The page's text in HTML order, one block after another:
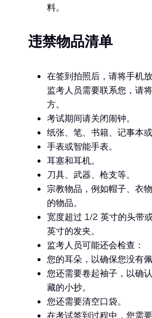
料。
违禁物品清单
在签到拍照后，请将手机
监考人员需要联系您，请
方。
考试期间请关闭闹钟。
纸张、笔、书籍、记事本
手表或智能手表。
耳塞和耳机。
刀具、武器、枪支等。
宗教物品，例如帽子、衣
的物品。
宽度超过 1/2 英寸的头带
英寸的发夹。
监考人员可能还会检查：
您的耳朵，以确保您没有
您还需要卷起袖子，以确
藏的小抄。
您还需要清空口袋。
在考试签到过程中，您需